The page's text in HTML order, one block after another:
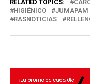
RELATED TOPICS:
HIGIÉNICO
JUMAPAM
RASNOTICIAS